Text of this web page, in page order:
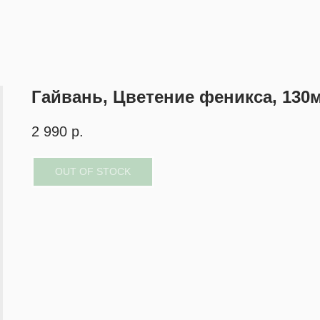
Гайвань, Цветение феникса,
2 990 р.
OUT OF STOCK